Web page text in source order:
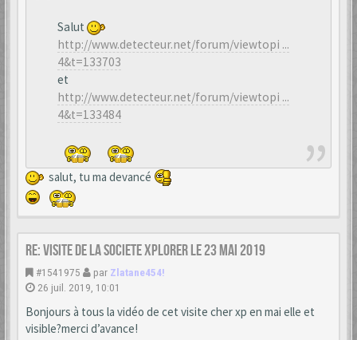
Salut
http://www.detecteur.net/forum/viewtopi ...
4&t=133703
et
http://www.detecteur.net/forum/viewtopi ...
4&t=133484
salut, tu ma devancé
Re: VISITE DE LA SOCIETE XPLORER le 23 mai 2019
#1541975 par Zlatane454!
26 juil. 2019, 10:01
Bonjours à tous la vidéo de cet visite cher xp en mai elle et
visible?merci d’avance!